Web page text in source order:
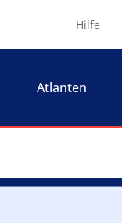
Hilfe
Atlanten